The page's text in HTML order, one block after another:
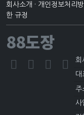
회사소개 · 개인정보처리
한 규정
88도장
회
대
주
사